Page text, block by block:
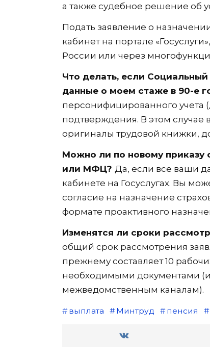
а также судебное решение об
Подать заявление о
кабинет на портале
России или через
Что делать, если
данные о моем стаже в 90-е
персонифицированного учета
подтверждения. В этом случае
оригиналы трудовой книжки,
Можно ли по новому приказу
или МФЦ? Да, если все ваши
кабинете на Госуслугах. Вы
согласие на назначение
формате проактивного
Изменятся ли сроки
общий срок рассмотрения
прежнему составляет 10
необходимыми документами
межведомственным каналам).
выплата Минтруд пенсия